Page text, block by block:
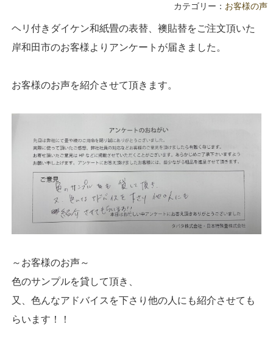
カテゴリー： お客様の声
ヘリ付きダイケン和紙畳の表替、襖貼替をご注文頂いた
岸和田市のお客様よりアンケートが届きました。
お客様のお声を紹介させて頂きます。
～お客様のお声～
色のサンプルを貸して頂き、
又、色んなアドバイスを下さり他の人にも紹介させても
らいます！！